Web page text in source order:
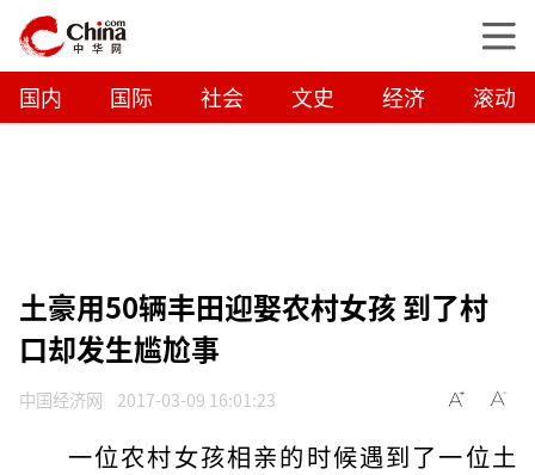
国内 国际 社会 文史 经济 滚动
土豪用50辆丰田迎娶农村女孩 到了村
口却发生尴尬事
中国经济网 2017-03-09 16:01:23
一位农村女孩相亲的时候遇到了一位土